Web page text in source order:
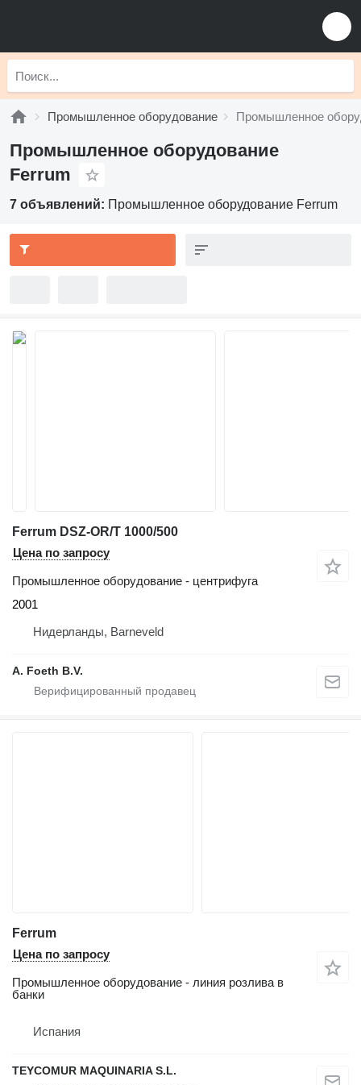
Промышленное оборудование Промышленное
Промышленное оборудование
Ferrum
7 объявлений: Промышленное оборудование Ferrum
Ferrum DSZ-OR/T 1000/500
Цена по запросу
Промышленное оборудование - центрифуга
2001
Нидерланды, Barneveld
A. Foeth B.V.
Ferrum
Цена по запросу
Промышленное оборудование - линия розлива в
банки
Испания
TEYCOMUR MAQUINARIA S.L.